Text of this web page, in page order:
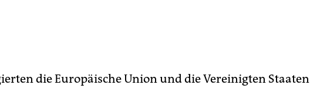
die Europäische Union und die Vereinigten Staaten